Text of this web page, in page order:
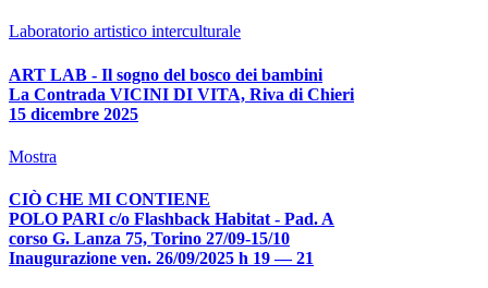
Laboratorio artistico interculturale
ART LAB - Il sogno del bosco dei bambini
La Contrada VICINI DI VITA, Riva di Chieri
15 dicembre 2025
Mostra
CIÒ CHE MI CONTIENE
POLO PARI c/o Flashback Habitat - Pad. A
corso G. Lanza 75, Torino 27/09-15/10
Inaugurazione ven. 26/09/2025 h 19 — 21